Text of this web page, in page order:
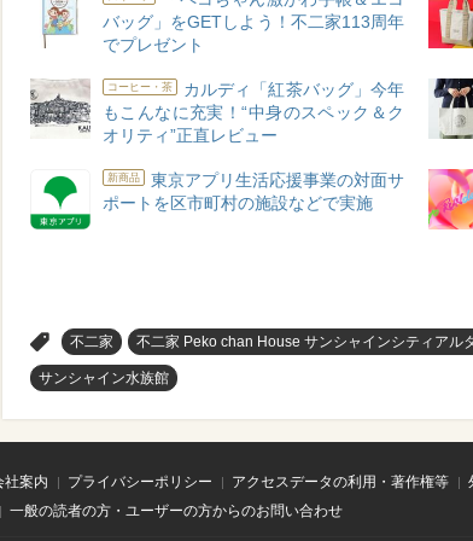
バッグ」をGETしよう！不二家113周年
でプレゼント
コーヒー・茶
カルディ「紅茶バッグ」今年
もこんなに充実！“中身のスペック＆ク
オリティ”正直レビュー
新商品
東京アプリ生活応援事業の対面サ
ポートを区市町村の施設などで実施
不二家 不二家 Peko chan House サンシャインシティアル
サンシャイン水族館
社案内 プライバシーポリシー アクセスデータの利用・著作権等
一般の読者の方・ユーザーの方からのお問い合わせ